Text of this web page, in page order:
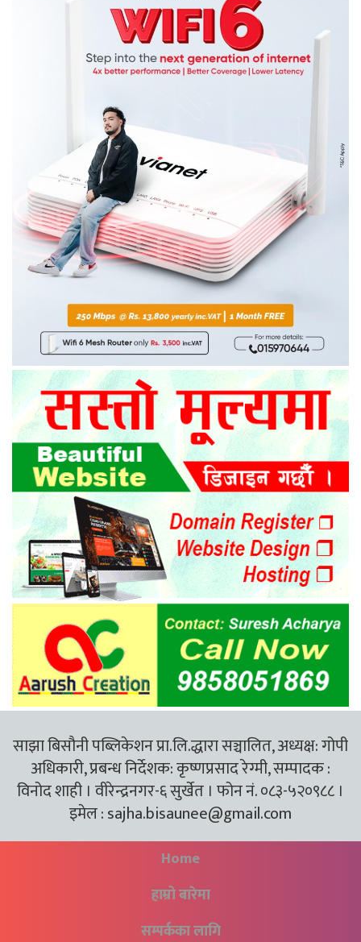
साझा बिसौनी पब्लिकेशन प्रा.लि.द्धारा सञ्चालित, अध्यक्ष: गोपी
अधिकारी, प्रबन्ध निर्देशक: कृष्णप्रसाद रेग्मी, सम्पादक :
विनोद शाही । वीरेन्द्रनगर-६ सुर्खेत । फोन नं. ०८३-५२०९८८ ।
इमेल :sajha.bisaunee@gmail.com
Home
हाम्रो बारेमा
सम्पर्कका लागि